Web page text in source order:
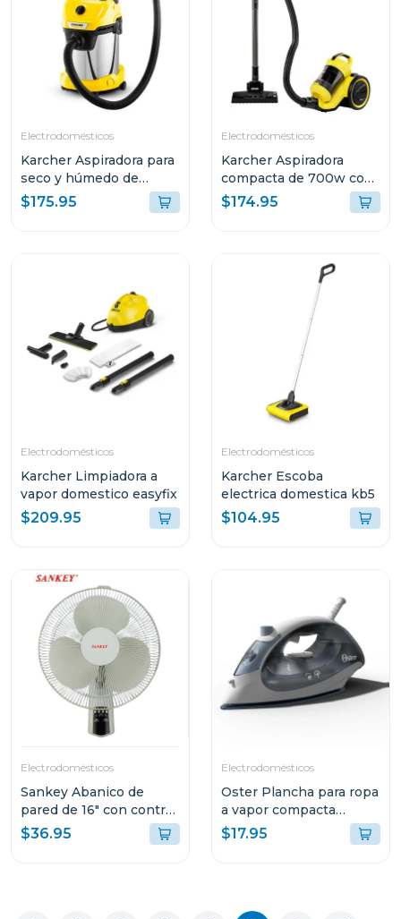
Electrodomésticos
Karcher Aspiradora para
seco y húmedo de
1000w wd3s
$175.95
Electrodomésticos
Karcher Aspiradora
compacta de 700w con
contenedor de residuos
$174.95
Electrodomésticos
Karcher Limpiadora a
vapor domestico easyfix
$209.95
Electrodomésticos
Karcher Escoba
electrica domestica kb5
$104.95
Electrodomésticos
Sankey Abanico de
pared de 16" con control
remoto fn1853
$36.95
Electrodomésticos
Oster Plancha para ropa
a vapor compacta
gcstbs
$17.95